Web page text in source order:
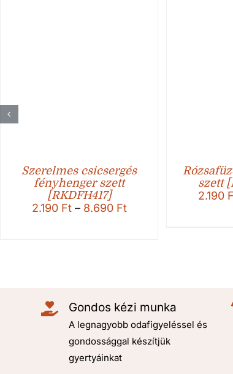
Szerelmes csicsergés
fényhenger szett
[RKDFH417]
2.190 Ft – 8.690 FtÁrtartomány:
szett
2.190
Gondos kézi munka
A legnagyobb odafigyeléssel és
gondossággal készítjük
gyertyáinkat